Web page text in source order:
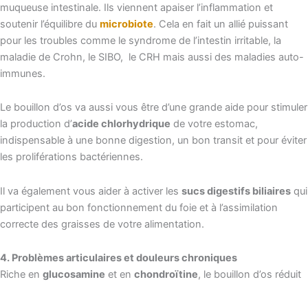
muqueuse intestinale. Ils viennent apaiser l’inflammation et
soutenir l’équilibre du microbiote. Cela en fait un allié puissant
pour les troubles comme le syndrome de l’intestin irritable, la
maladie de Crohn, le SIBO, le CRH mais aussi des maladies auto-
immunes.
Le bouillon d’os va aussi vous être d’une grande aide pour stimuler
la production d’acide chlorhydrique de votre estomac,
indispensable à une bonne digestion, un bon transit et pour éviter
les proliférations bactériennes.
Il va également vous aider à activer les sucs digestifs biliaires qui
participent au bon fonctionnement du foie et à l’assimilation
correcte des graisses de votre alimentation.
4. Problèmes articulaires et douleurs chroniques
Riche en glucosamine et en chondroïtine, le bouillon d’os réduit